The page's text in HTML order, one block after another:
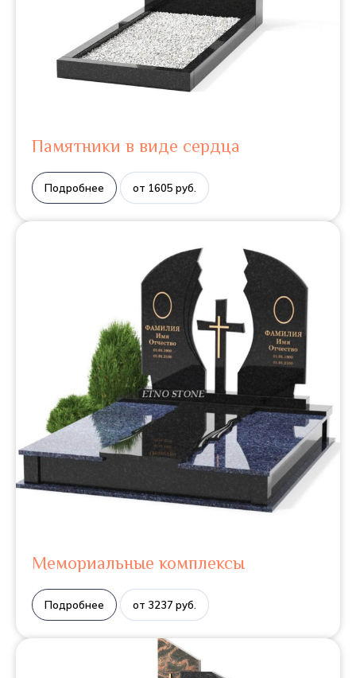
Памятники в виде сердца
Подробнее от 1605 руб.
Мемориальные комплексы
Подробнее от 3237 руб.